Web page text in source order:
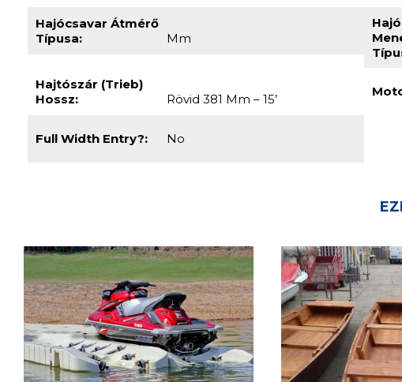
Hajócsavar Átmérő
Típusa:
Mm
Hajtószár (trieb)
Hossz:
Rövid 381 Mm – 15’
Full Width Entry?: No